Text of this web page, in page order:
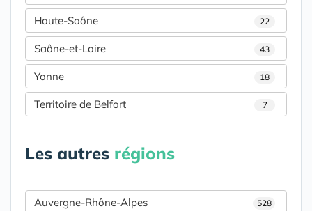
Haute-Saône 22
Saône-et-Loire 43
Yonne 18
Territoire de Belfort 7
Les autres régions
Auvergne-Rhône-Alpes 528